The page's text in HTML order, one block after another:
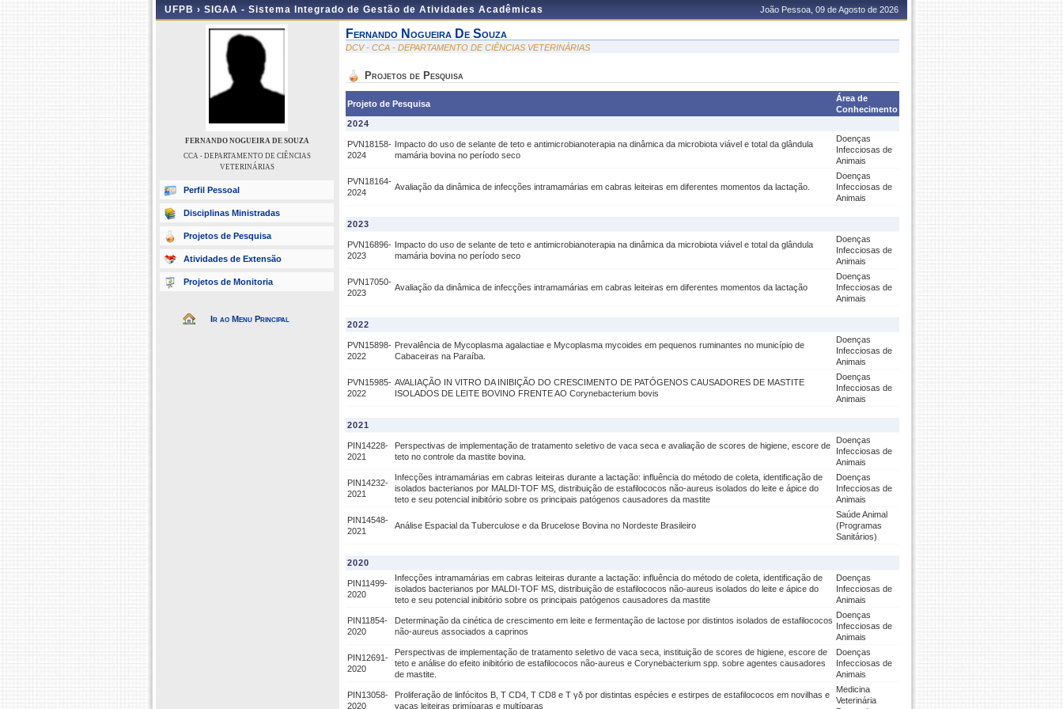
UFPB › SIGAA - Sistema Integrado de Gestão de Atividades Acadêmicas João Pessoa, 09 de Agosto de 2026
FERNANDO NOGUEIRA DE SOUZA
CCA - DEPARTAMENTO DE CIÊNCIAS
VETERINÁRIAS
Perfil Pessoal
Disciplinas Ministradas
Projetos de Pesquisa
Atividades de Extensão
Projetos de Monitoria
Ir ao Menu Principal
Fernando Nogueira De Souza
DCV - CCA - DEPARTAMENTO DE CIÊNCIAS VETERINÁRIAS
Projetos de Pesquisa
Projeto de Pesquisa
Área de
Conhecimento
2024
PVN18158-
2024
Impacto do uso de selante de teto e antimicrobianoterapia na dinâmica da microbiota viável e total da glândula
mamária bovina no período seco
Doenças
Infecciosas de
Animais
PVN18164-
2024
Avaliação da dinâmica de infecções intramamárias em cabras leiteiras em diferentes momentos da lactação.
Doenças
Infecciosas de
Animais
2023
PVN16896-
2023
Impacto do uso de selante de teto e antimicrobianoterapia na dinâmica da microbiota viável e total da glândula
mamária bovina no período seco
Doenças
Infecciosas de
Animais
PVN17050-
2023
Avaliação da dinâmica de infecções intramamárias em cabras leiteiras em diferentes momentos da lactação
Doenças
Infecciosas de
Animais
2022
PVN15898-
2022
Prevalência de Mycoplasma agalactiae e Mycoplasma mycoides em pequenos ruminantes no município de
Cabaceiras na Paraíba.
Doenças
Infecciosas de
Animais
PVN15985-
2022
AVALIAÇÃO IN VITRO DA INIBIÇÃO DO CRESCIMENTO DE PATÓGENOS CAUSADORES DE MASTITE
ISOLADOS DE LEITE BOVINO FRENTE AO Corynebacterium bovis
Doenças
Infecciosas de
Animais
2021
PIN14228-
2021
Perspectivas de implementação de tratamento seletivo de vaca seca e avaliação de scores de higiene, escore de
teto no controle da mastite bovina.
Doenças
Infecciosas de
Animais
PIN14232-
2021
Infecções intramamárias em cabras leiteiras durante a lactação: influência do método de coleta, identificação de
isolados bacterianos por MALDI-TOF MS, distribuição de estafilococos não-aureus isolados do leite e ápice do
teto e seu potencial inibitório sobre os principais patógenos causadores da mastite
Doenças
Infecciosas de
Animais
PIN14548-
2021
Análise Espacial da Tuberculose e da Brucelose Bovina no Nordeste Brasileiro
Saúde Animal
(Programas
Sanitários)
2020
PIN11499-
2020
Infecções intramamárias em cabras leiteiras durante a lactação: influência do método de coleta, identificação de
isolados bacterianos por MALDI-TOF MS, distribuição de estafilococos não-aureus isolados do leite e ápice do
teto e seu potencial inibitório sobre os principais patógenos causadores da mastite
Doenças
Infecciosas de
Animais
PIN11854-
2020
Determinação da cinética de crescimento em leite e fermentação de lactose por distintos isolados de estafilococos
não-aureus associados a caprinos
Doenças
Infecciosas de
Animais
PIN12691-
2020
Perspectivas de implementação de tratamento seletivo de vaca seca, instituição de scores de higiene, escore de
teto e análise do efeito inibitório de estafilococos não-aureus e Corynebacterium spp. sobre agentes causadores
de mastite.
Doenças
Infecciosas de
Animais
PIN13058-
2020
Proliferação de linfócitos B, T CD4, T CD8 e T γδ por distintas espécies e estirpes de estafilococos em novilhas e
vacas leiteiras primíparas e multíparas
Medicina
Veterinária